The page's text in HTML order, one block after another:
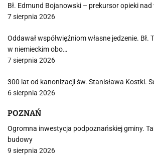
Bł. Edmund Bojanowski – prekursor opieki
7 sierpnia 2026
Oddawał współwięźniom własne jedzenie. Bł.
w niemieckim obo…
7 sierpnia 2026
300 lat od kanonizacji św. Stanisława Kostki.
6 sierpnia 2026
POZNAŃ
Ogromna inwestycja podpoznańskiej gminy.
budowy
9 sierpnia 2026